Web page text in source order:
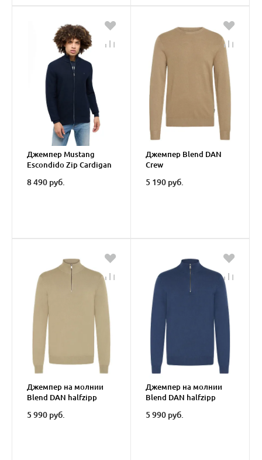
Джемпер Mustang
Escondido Zip Cardigan
8 490 руб.
Джемпер Blend DAN
Crew
5 190 руб.
Джемпер на молнии
Blend DAN halfzipp
5 990 руб.
Джемпер на молнии
Blend DAN halfzipp
5 990 руб.